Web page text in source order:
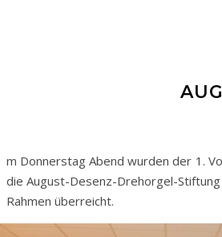
m Donnerstag Abend wurden der 1.
die August-Desenz-Drehorgel-
Rahmen überreicht.